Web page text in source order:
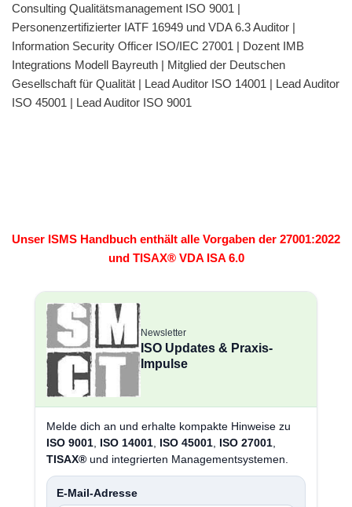
Consulting Qualitätsmanagement ISO 9001 |
Personenzertifizierter IATF 16949 und VDA 6.3 Auditor |
Information Security Officer ISO/IEC 27001 | Dozent IMB
Integrations Modell Bayreuth | Mitglied der Deutschen
Gesellschaft für Qualität | Lead Auditor ISO 14001 | Lead Auditor
ISO 45001 | Lead Auditor ISO 9001
Unser ISMS Handbuch enthält alle Vorgaben der 27001:2022
und TISAX® VDA ISA 6.0
Newsletter
ISO Updates & Praxis-
Impulse
Melde dich an und erhalte kompakte Hinweise zu
ISO 9001 ISO 14001 ISO 45001 ISO 27001
TISAX® und integrierten Managementsystemen.
E-Mail-Adresse